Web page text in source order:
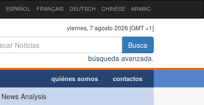
ESPAÑOL FRANÇAIS DEUTSCH CHINESE ARABIC
viernes, 7 agosto 2026 [GMT +1]
Busca
búsqueda avanzada.
quiénes somos contactos
News Analysis